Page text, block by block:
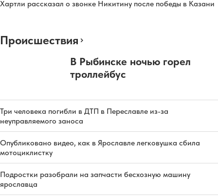
Хартли рассказал о звонке Никитину после победы в Казани
Происшествия
В Рыбинске ночью горел
троллейбус
Три человека погибли в ДТП в Переславле из-за
неуправляемого заноса
Опубликовано видео, как в Ярославле легковушка сбила
мотоциклистку
Подростки разобрали на запчасти бесхозную машину
ярославца